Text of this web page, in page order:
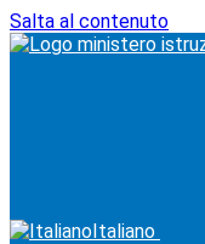
Salta al contenuto
Italiano